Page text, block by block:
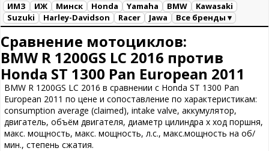
ИМЗ ИЖ Минск Honda Yamaha BMW
Kawasaki
Suzuki
Harley-Davidson Racer Jawa
Все бренды ▾
Сравнение мотоциклов:
BMW R 1200GS LC 2016 против
Honda ST 1300 Pan European 2011
BMW R 1200GS LC 2016 в сравнении с Honda ST 1300 Pan
European 2011 по цене и сопоставление по характеристикам:
consumption average (claimed), intake valve, аккумулятор,
двигатель, объём двигателя, диаметр цилиндра х ход поршня,
макс. мощность, макс. мощность, л.с., макс.мощность на об/
мин., степень сжатия.